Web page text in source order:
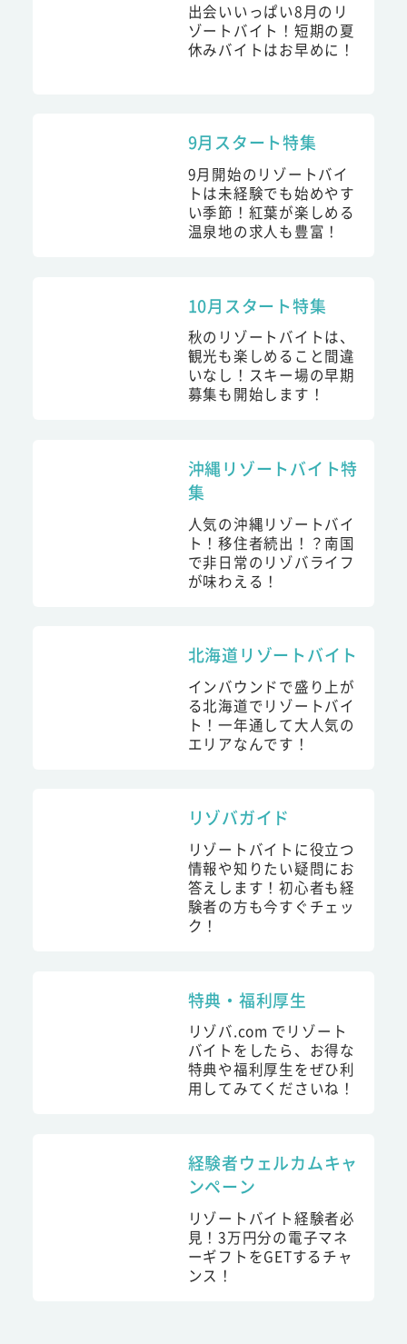
出会いいっぱい8月のリ
ゾートバイト！短期の夏
休みバイトはお早めに！
9月スタート特集
9月開始のリゾートバイ
トは未経験でも始めやす
い季節！紅葉が楽しめる
温泉地の求人も豊富！
10月スタート特集
秋のリゾートバイトは、
観光も楽しめること間違
いなし！スキー場の早期
募集も開始します！
沖縄リゾートバイト特
集
人気の沖縄リゾートバイ
ト！移住者続出！？南国
で非日常のリゾバライフ
が味わえる！
北海道リゾートバイト
インバウンドで盛り上が
る北海道でリゾートバイ
ト！一年通して大人気の
エリアなんです！
リゾバガイド
リゾートバイトに役立つ
情報や知りたい疑問にお
答えします！初心者も経
験者の方も今すぐチェッ
ク！
特典・福利厚生
リゾバ.com でリゾート
バイトをしたら、お得な
特典や福利厚生をぜひ利
用してみてくださいね！
経験者ウェルカムキャ
ンペーン
リゾートバイト経験者必
見！3万円分の電子マネ
ーギフトをGETするチャ
ンス！